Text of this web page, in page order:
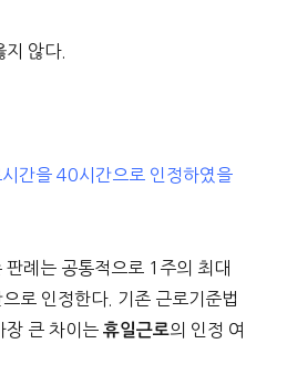
지 않다.
간을 40시간으로 인정하였을
판례는 공통적으로 1주의 최대
로 인정한다. 기존 근로기준법
장 큰 차이는 휴일근로의 인정 여